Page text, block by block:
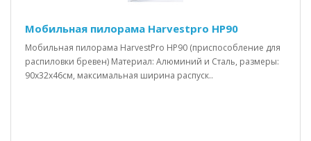
Мобильная пилорама Harvestpro HP90
Мобильная пилорама HarvestPro HP90 (приспособление для
распиловки бревен) Материал: Алюминий и Сталь, размеры:
90x32x46см, максимальная ширина распуск..